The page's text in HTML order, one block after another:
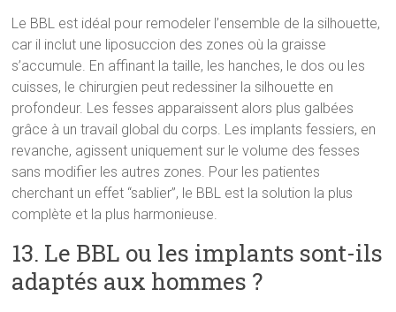
Le BBL est idéal pour remodeler l’ensemble de la silhouette,
car il inclut une liposuccion des zones où la graisse
s’accumule. En affinant la taille, les hanches, le dos ou les
cuisses, le chirurgien peut redessiner la silhouette en
profondeur. Les fesses apparaissent alors plus galbées
grâce à un travail global du corps. Les implants fessiers, en
revanche, agissent uniquement sur le volume des fesses
sans modifier les autres zones. Pour les patientes
cherchant un effet “sablier”, le BBL est la solution la plus
complète et la plus harmonieuse.
13. Le BBL ou les implants sont-ils
adaptés aux hommes ?